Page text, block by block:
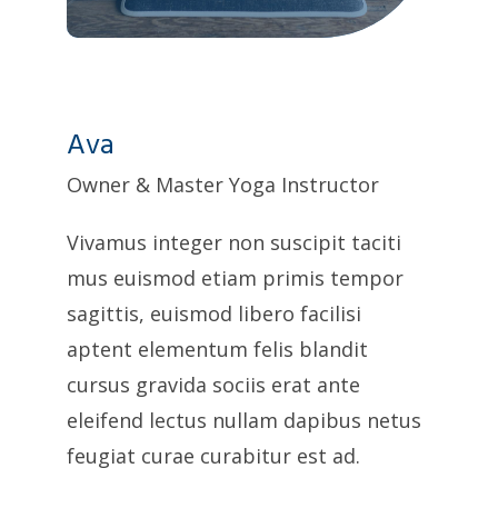
Ava
Owner & Master Yoga Instructor
Vivamus integer non suscipit taciti
mus euismod etiam primis tempor
sagittis, euismod libero facilisi
aptent elementum felis blandit
cursus gravida sociis erat ante
eleifend lectus nullam dapibus netus
feugiat curae curabitur est ad.